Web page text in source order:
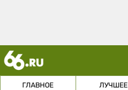
ГЛАВНОЕ ЛУЧШЕЕ